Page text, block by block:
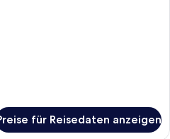
für Reisedaten anzeigen